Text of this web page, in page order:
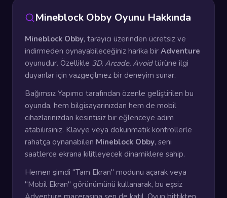
Mineblock Obby Oyunu Hakkında
Mineblock Obby, tarayıcı üzerinden ücretsiz ve
indirmeden oynayabileceğiniz harika bir Adventure
oyunudur. Özellikle 3D, Arcade, Avoidtürüne ilgi
duyanlar için vazgeçilmez bir deneyim sunar.
Bağımsız Yapımcı tarafından özenle geliştirilen bu
oyunda, hem bilgisayarınızdan hem de mobil
cihazlarınızdan kesintisiz bir eğlenceye adım
atabilirsiniz. Klavye veya dokunmatik kontrollerle
rahatça oynanabilen Mineblock Obby, seni
saatlerce ekrana kilitleyecek dinamiklere sahip.
Hemen şimdi "Tam Ekran" modunu açarak veya
"Mobil Ekran" görünümünü kullanarak, bu eşsiz